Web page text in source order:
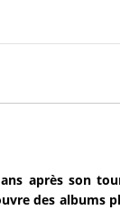
après son
des albums